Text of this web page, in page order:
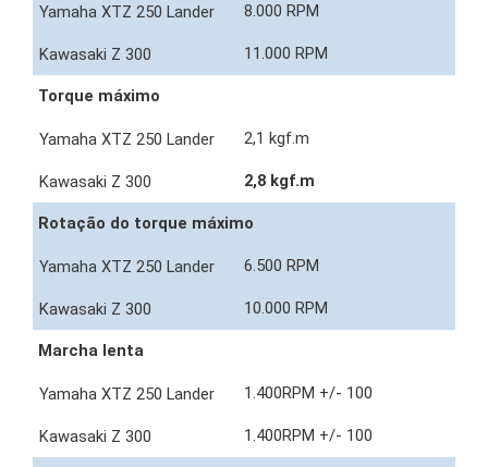
8.000 RPM
11.000 RPM
Torque máximo
2,1 kgf.m
2,8 kgf.m
Rotação do torque máximo
6.500 RPM
10.000 RPM
Marcha lenta
1.400RPM +/- 100
1.400RPM +/- 100